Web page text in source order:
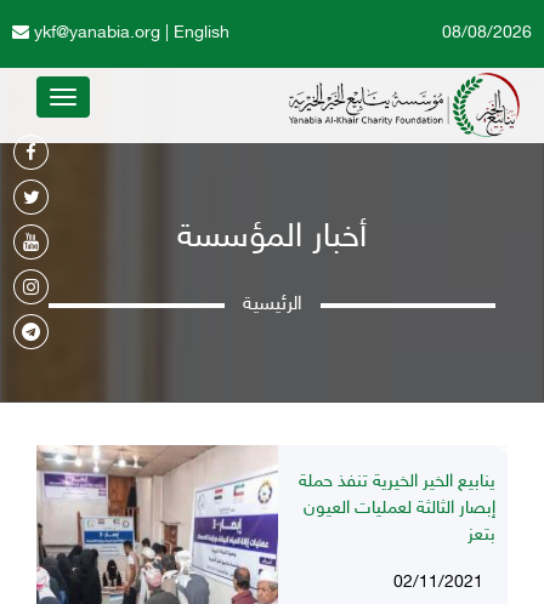
English
ykf@yanabia.org 08/08/2026
Toggle
أخبار المؤسسة
الرئيسية
ينابيع الخير الخيرية تنفذ حملة
إبصار الثالثة لعمليات العيون
بتعز
02/11/2021